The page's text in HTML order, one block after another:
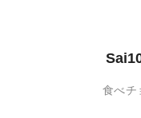
食べチ